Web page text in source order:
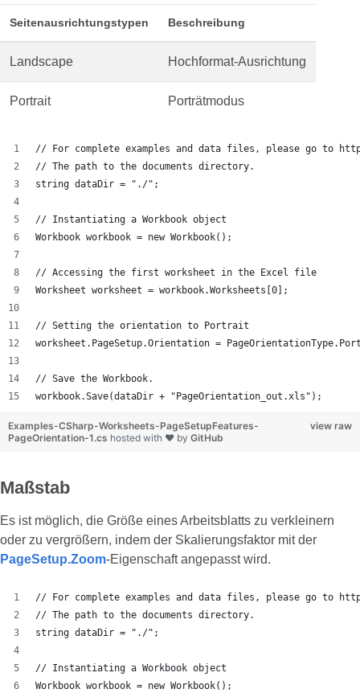
Seitenausrichtungstypen Beschreibung
Landscape Hochformat-Ausrichtung
Portrait Porträtmodus
// For complete examples and data files, please go to
// The path to the documents directory.
string dataDir = "./";
// Instantiating a Workbook object
Workbook workbook = new Workbook();
// Accessing the first worksheet in the Excel file
Worksheet worksheet = workbook.Worksheets[0];
// Setting the orientation to Portrait
worksheet.PageSetup.Orientation =
// Save the Workbook.
workbook.Save(dataDir + "PageOrientation_out.xls");
view raw
Examples-CSharp-Worksheets-PageSetupFeatures-
PageOrientation-1.cs hosted with ❤ by GitHub
Maßstab
Es ist möglich, die Größe eines Arbeitsblatts zu verkleinern
oder zu vergrößern, indem der Skalierungsfaktor mit der
PageSetup.Zoom-Eigenschaft angepasst wird.
// For complete examples and data files, please go to
// The path to the documents directory.
string dataDir = "./";
// Instantiating a Workbook object
Workbook workbook = new Workbook();